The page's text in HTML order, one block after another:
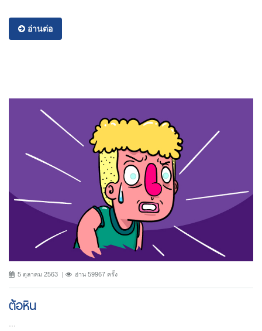
อ่านต่อ
5 ตุลาคม 2563 อ่าน 59967 ครั้ง
ต้อหิน
...